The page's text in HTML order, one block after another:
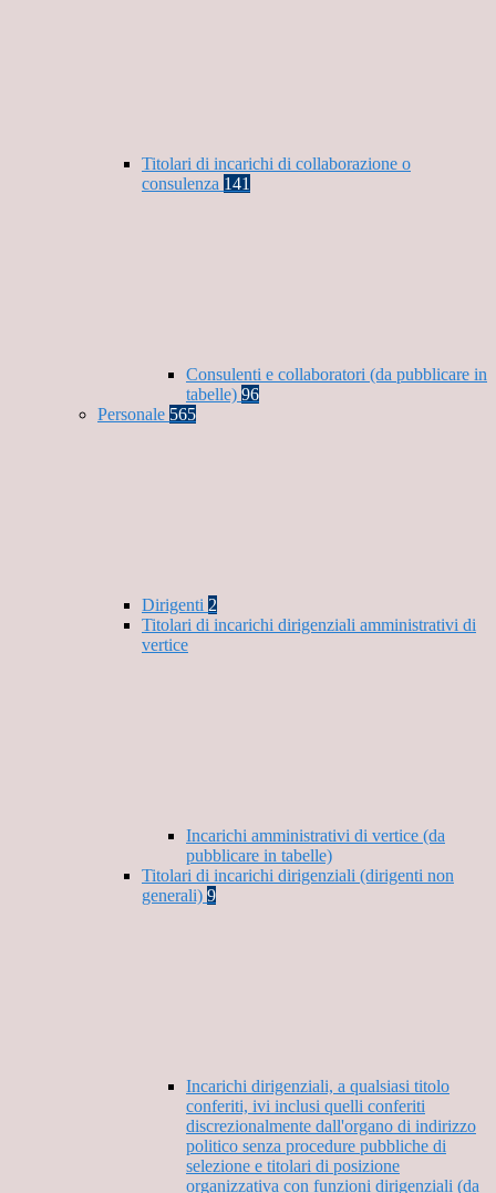
Titolari di incarichi di collaborazione o
consulenza 141
Consulenti e collaboratori (da pubblicare in
tabelle) 96
Personale 565
Dirigenti 2
Titolari di incarichi dirigenziali amministrativi di
vertice
Incarichi amministrativi di vertice (da
pubblicare in tabelle)
Titolari di incarichi dirigenziali (dirigenti non
generali) 9
Incarichi dirigenziali, a qualsiasi titolo
conferiti, ivi inclusi quelli conferiti
discrezionalmente dall'organo di indirizzo
politico senza procedure pubbliche di
selezione e titolari di posizione
organizzativa con funzioni dirigenziali (da